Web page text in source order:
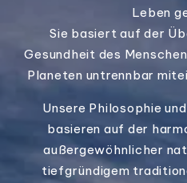
Leben
Sie basiert auf der
Gesundheit des
Planeten untrennbar
Unsere Philosophie
basieren auf der
außergewöhnlicher
tiefgründigem